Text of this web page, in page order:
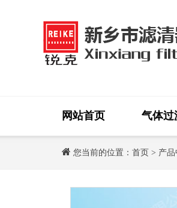
网站首页 气体过
您当前的位置： 首页 > 产